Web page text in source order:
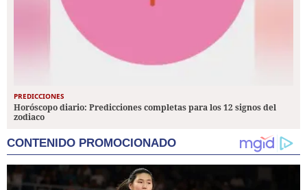
PREDICCIONES
Horóscopo diario: Predicciones completas para los 12 signos del
zodiaco
CONTENIDO PROMOCIONADO